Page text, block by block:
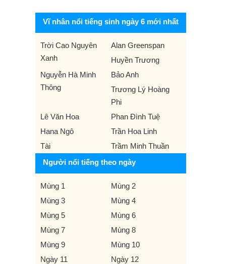
Vĩ nhân nổi tiếng sinh ngày 6 mới nhất
Trời Cao Nguyên
Xanh
Alan Greenspan
Huyền Trương
Nguyễn Hà Minh
Thông
Bảo Anh
Trương Lý Hoàng
Phi
Lê Văn Hoa
Phan Đình Tuệ
Hana Ngô
Trần Hoa Linh
Tài
Trầm Minh Thuần
Người nổi tiếng theo ngày
Mùng 1
Mùng 2
Mùng 3
Mùng 4
Mùng 5
Mùng 6
Mùng 7
Mùng 8
Mùng 9
Mùng 10
Ngày 11
Ngày 12